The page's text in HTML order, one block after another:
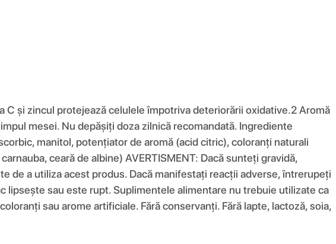
și zincul protejează celulele împotriva deteriorării oxidative.2 Aromă
mesei. Nu depășiți doza zilnică recomandată. Ingrediente
manitol, potențiator de aromă (acid citric), coloranți naturali
ceară de albine) AVERTISMENT: Dacă sunteți gravidă,
de a utiliza acest produs. Dacă manifestați reacții adverse, întrerupeți
lipsește sau este rupt. Suplimentele alimentare nu trebuie utilizate ca
sau arome artificiale. Fără conservanți. Fără lapte, lactoză, soia,